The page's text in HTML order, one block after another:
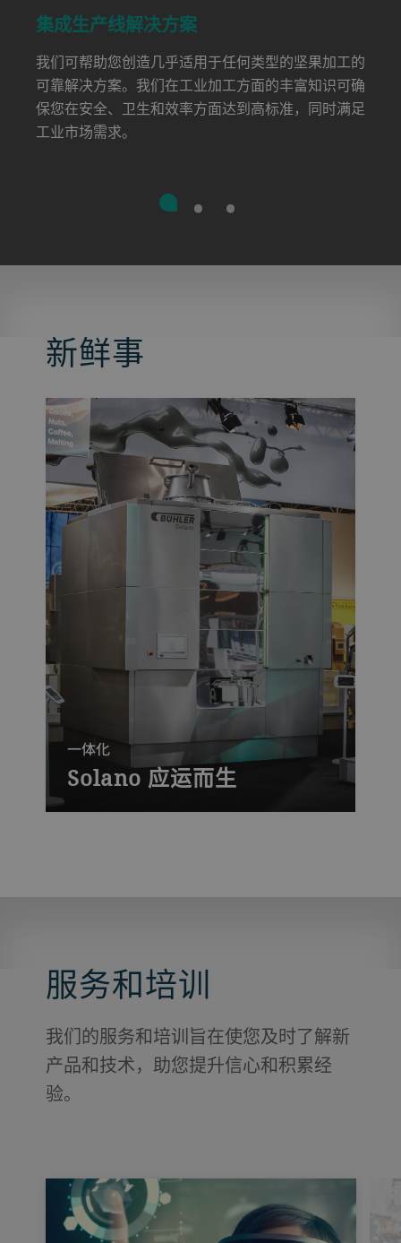
集成生产线解决方案
我们可帮助您创造几乎适用于任何类型的坚果加工的
可靠解决方案。我们在工业加工方面的丰富知识可确
保您在安全、卫生和效率方面达到高标准，同时满足
工业市场需求。
新鲜事
一体化
Solano 应运而生
服务和培训
我们的服务和培训旨在使您及时了解新
产品和技术，助您提升信心和积累经
验。